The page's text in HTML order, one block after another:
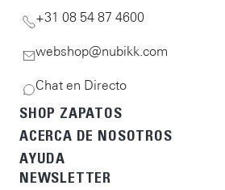
+31 08 54 87 4600
webshop@nubikk.com
Chat en Directo
SHOP ZAPATOS
ACERCA DE NOSOTROS
AYUDA
NEWSLETTER